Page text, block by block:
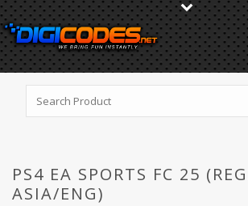
PS4 EA SPORTS FC 25
ASIA/ENG)